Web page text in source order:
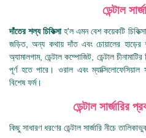
ডেন্টাল
দাঁতের শল্য চিকিত্সাহ'ল এমন বেশ কয়েকটি
জড়িত, অন্য কথায় দাঁত এবং চোয়ালের হাড়ের
অ্যামালগাম, ডেন্টাল কম্পোজিট, ডেন্টাল
পূর্ণ হতে পারে। ওরাল এবং ম্যাক্সিলোফেসিয়াল
বিশেষ ফর্ম।
ডেন্টাল সার্জারির
কিছু সাধারণ ধরণের ডেন্টাল সার্জারি নীচে